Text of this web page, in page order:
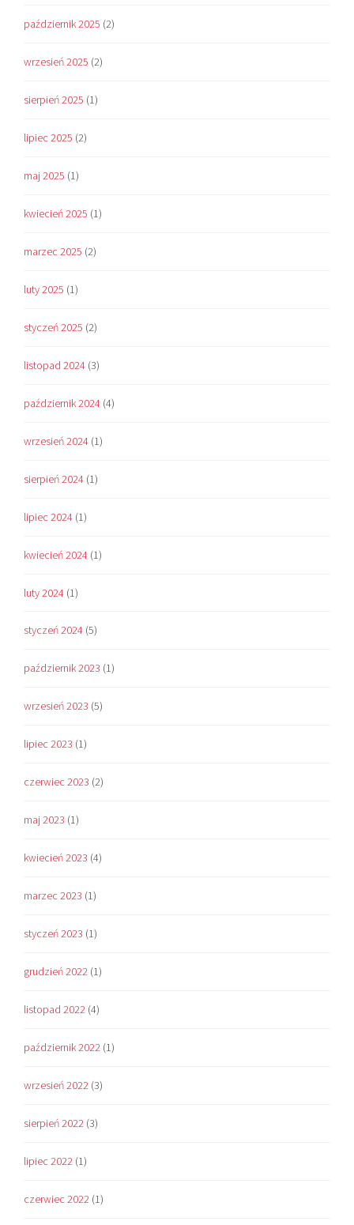
październik 2025 (2)
wrzesień 2025 (2)
sierpień 2025 (1)
lipiec 2025 (2)
maj 2025 (1)
kwiecień 2025 (1)
marzec 2025 (2)
luty 2025 (1)
styczeń 2025 (2)
listopad 2024 (3)
październik 2024 (4)
wrzesień 2024 (1)
sierpień 2024 (1)
lipiec 2024 (1)
kwiecień 2024 (1)
luty 2024 (1)
styczeń 2024 (5)
październik 2023 (1)
wrzesień 2023 (5)
lipiec 2023 (1)
czerwiec 2023 (2)
maj 2023 (1)
kwiecień 2023 (4)
marzec 2023 (1)
styczeń 2023 (1)
grudzień 2022 (1)
listopad 2022 (4)
październik 2022 (1)
wrzesień 2022 (3)
sierpień 2022 (3)
lipiec 2022 (1)
czerwiec 2022 (1)